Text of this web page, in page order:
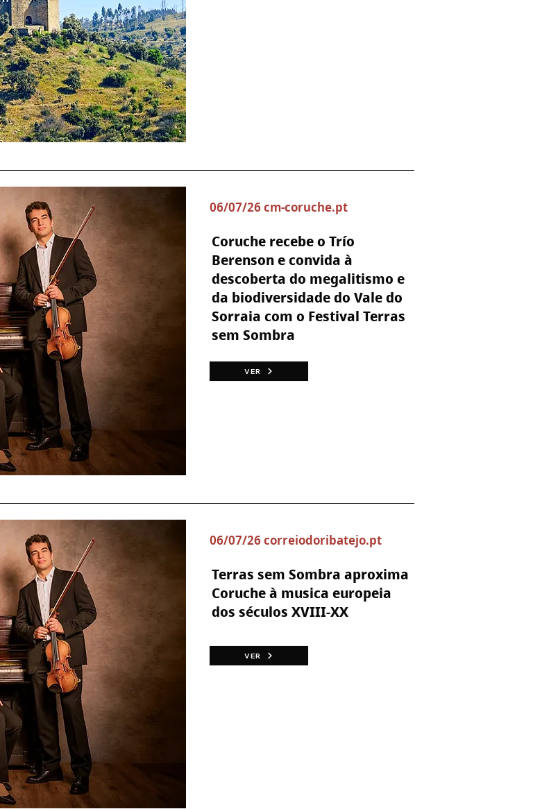
06/07/26 cm-coruche.pt
Coruche recebe o Trío
Berenson e convida à
descoberta do megalitismo e
da biodiversidade do Vale do
Sorraia com o Festival Terras
sem Sombra
VER
06/07/26 correiodoribatejo.pt
Terras sem Sombra aproxima
Coruche à musica europeia
dos séculos XVIII-XX
VER